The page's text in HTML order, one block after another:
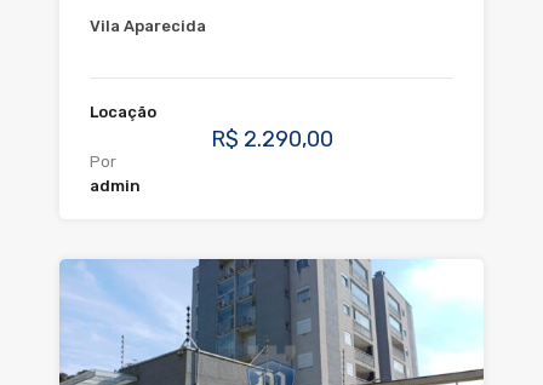
Vila Aparecida
Locação
R$ 2.290,00
Por
admin